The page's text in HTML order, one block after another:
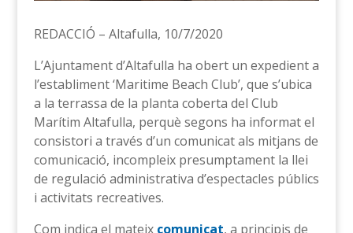
REDACCIÓ – Altafulla, 10/7/2020
L’Ajuntament d’Altafulla ha obert un expedient a
l’establiment ‘Maritime Beach Club’, que s’ubica
a la terrassa de la planta coberta del Club
Marítim Altafulla, perquè segons ha informat el
consistori a través d’un comunicat als mitjans de
comunicació, incompleix presumptament la llei
de regulació administrativa d’espectacles públics
i activitats recreatives.
Com indica el mateix comunicat, a principis de